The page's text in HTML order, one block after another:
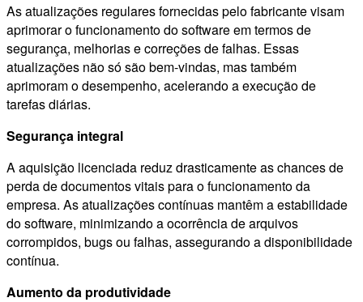
As atualizações regulares fornecidas pelo fabricante visam
aprimorar o funcionamento do software em termos de
segurança, melhorias e correções de falhas. Essas
atualizações não só são bem-vindas, mas também
aprimoram o desempenho, acelerando a execução de
tarefas diárias.
Segurança integral
A aquisição licenciada reduz drasticamente as chances de
perda de documentos vitais para o funcionamento da
empresa. As atualizações contínuas mantêm a estabilidade
do software, minimizando a ocorrência de arquivos
corrompidos, bugs ou falhas, assegurando a disponibilidade
contínua.
Aumento da produtividade